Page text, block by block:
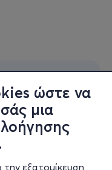
ώστε να
μια
εξατομίκευση